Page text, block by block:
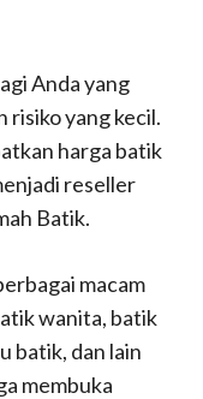
Anda yang
risiko yang kecil.
harga batik
reseller
Batik.
macam
wanita, batik
batik, dan lain
membuka